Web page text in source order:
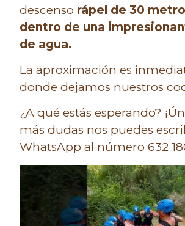
descenso rápel de 30
dentro de una
de agua.
La aproximación es
donde dejamos nuestros
¿A qué estás esperando?
más dudas nos puedes
WhatsApp al número 632